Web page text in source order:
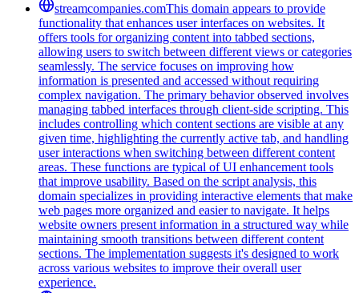
streamcompanies.comThis domain appears to provide
functionality that enhances user interfaces on websites. It
offers tools for organizing content into tabbed sections,
allowing users to switch between different views or categories
seamlessly. The service focuses on improving how
information is presented and accessed without requiring
complex navigation. The primary behavior observed involves
managing tabbed interfaces through client-side scripting. This
includes controlling which content sections are visible at any
given time, highlighting the currently active tab, and handling
user interactions when switching between different content
areas. These functions are typical of UI enhancement tools
that improve usability. Based on the script analysis, this
domain specializes in providing interactive elements that make
web pages more organized and easier to navigate. It helps
website owners present information in a structured way while
maintaining smooth transitions between different content
sections. The implementation suggests it's designed to work
across various websites to improve their overall user
experience.